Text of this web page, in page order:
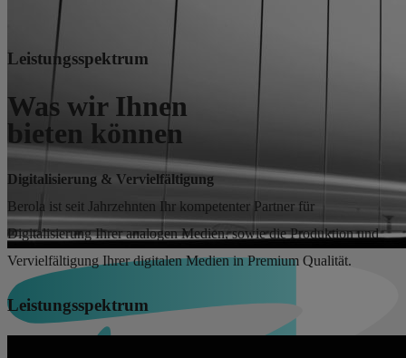
Leistungsspektrum
Was wir Ihnen
bieten können
Digitalisierung & Vervielfältigung
Berola ist seit Jahrzehnten Ihr kompetenter Partner für
Digitalisierung Ihrer analogen Medien, sowie die Produktion und
Vervielfältigung Ihrer digitalen Medien in Premium Qualität.
Leistungsspektrum